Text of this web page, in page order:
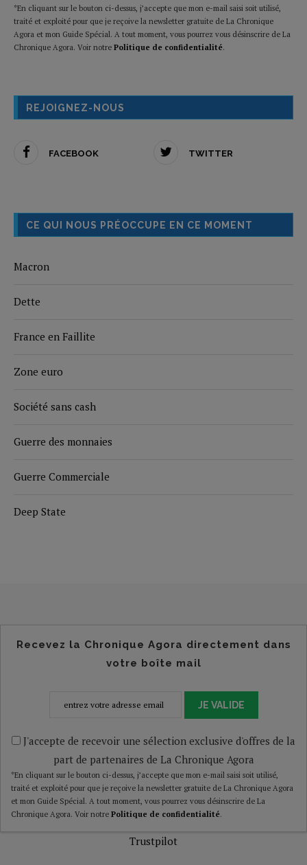
*En cliquant sur le bouton ci-dessus, j’accepte que mon e-mail saisi soit utilisé,
traité et exploité pour que je reçoive la newsletter gratuite de La Chronique
Agora et mon Guide Spécial. A tout moment, vous pourrez vous désinscrire de La
Chronique Agora. Voir notre Politique de confidentialité.
REJOIGNEZ-NOUS
FACEBOOK TWITTER
CE QUI NOUS PRÉOCCUPE EN CE MOMENT
Macron
Dette
France en Faillite
Zone euro
Société sans cash
Guerre des monnaies
Guerre Commerciale
Deep State
Recevez la Chronique Agora directement dans
votre boîte mail
JE VALIDE
J'accepte de recevoir une sélection exclusive d'offres de la
part de partenaires de La Chronique Agora
*En cliquant sur le bouton ci-dessus, j’accepte que mon e-mail saisi soit utilisé,
traité et exploité pour que je reçoive la newsletter gratuite de La Chronique Agora
et mon Guide Spécial. A tout moment, vous pourrez vous désinscrire de La
Chronique Agora. Voir notre Politique de confidentialité.
Trustpilot